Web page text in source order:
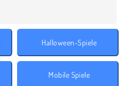
Halloween-Spiele
Mobile Spiele